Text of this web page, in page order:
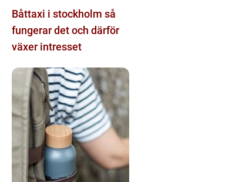
Båttaxi i stockholm så
fungerar det och därför
växer intresset